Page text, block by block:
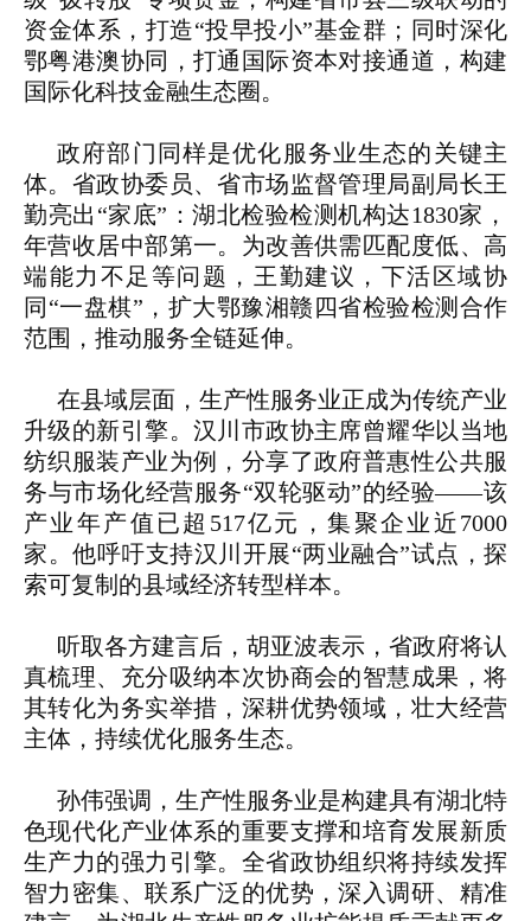
资金体系，打造“投早投小”基金群；同时深化
鄂粤港澳协同，打通国际资本对接通道，构建
国际化科技金融生态圈。
政府部门同样是优化服务业生态的关键主
体。省政协委员、省市场监督管理局副局长王
勤亮出“家底”：湖北检验检测机构达1830家，
年营收居中部第一。为改善供需匹配度低、高
端能力不足等问题，王勤建议，下活区域协
同“一盘棋”，扩大鄂豫湘赣四省检验检测合作
范围，推动服务全链延伸。
在县域层面，生产性服务业正成为传统产业
升级的新引擎。汉川市政协主席曾耀华以当地
纺织服装产业为例，分享了政府普惠性公共服
务与市场化经营服务“双轮驱动”的经验——该
产业年产值已超517亿元，集聚企业近7000
家。他呼吁支持汉川开展“两业融合”试点，探
索可复制的县域经济转型样本。
听取各方建言后，胡亚波表示，省政府将认
真梳理、充分吸纳本次协商会的智慧成果，将
其转化为务实举措，深耕优势领域，壮大经营
主体，持续优化服务生态。
孙伟强调，生产性服务业是构建具有湖北特
色现代化产业体系的重要支撑和培育发展新质
生产力的强力引擎。全省政协组织将持续发挥
智力密集、联系广泛的优势，深入调研、精准